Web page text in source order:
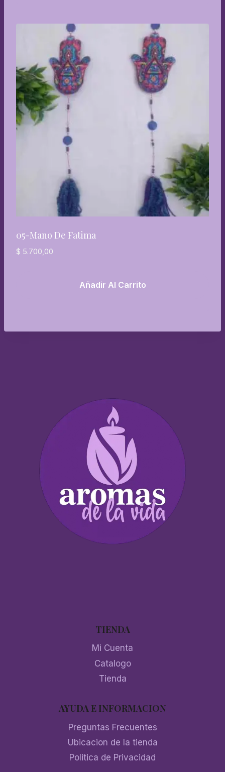
05-Mano De Fatima
$ 5.700,00
Añadir Al Carrito
TIENDA
Mi Cuenta
Catalogo
Tienda
AYUDA E INFORMACION
Preguntas Frecuentes
Ubicacion de la tienda
Politica de Privacidad